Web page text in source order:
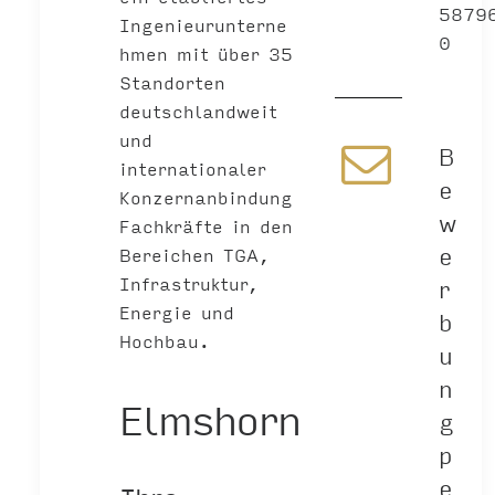
Ingenieurunterne
hmen mit über 35
Standorten
deutschlandweit
und
internationaler
Konzernanbindung
Fachkräfte in den
Bereichen TGA,
Infrastruktur,
Energie und
Hochbau.
Elmshorn
0
B
e
w
e
r
b
u
n
g
p